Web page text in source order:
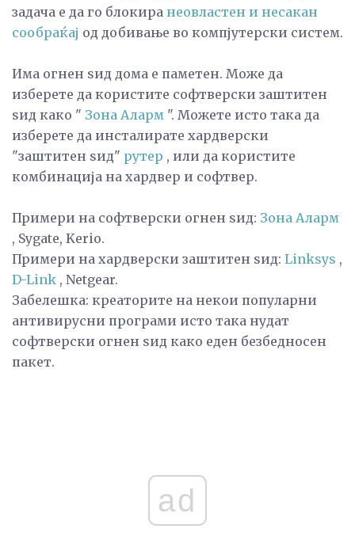
задача е да го блокира неовластен и несакан
сообраќај од добивање во компјутерски систем.
Има огнен ѕид дома е паметен. Може да
изберете да користите софтверски заштитен
ѕид како " Зона Аларм ". Можете исто така да
изберете да инсталирате хардверски
"заштитен ѕид" рутер , или да користите
комбинација на хардвер и софтвер.
Примери на софтверски огнен ѕид: Зона Аларм
, Sygate, Kerio.
Примери на хардверски заштитен ѕид: Linksys ,
D-Link , Netgear.
Забелешка: креаторите на некои популарни
антивирусни програми исто така нудат
софтверски огнен ѕид како еден безбедносен
пакет.
ad